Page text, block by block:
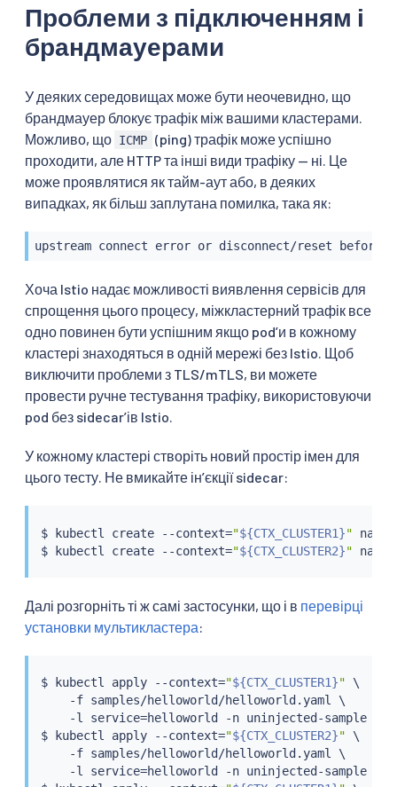
Проблеми з підключенням і
брандмауерами
У деяких середовищах може бути неочевидно, що
брандмауер блокує трафік між вашими кластерами.
Можливо, що ICMP (ping) трафік може успішно
проходити, але HTTP та інші види трафіку — ні. Це
може проявлятися як тайм-аут або, в деяких
випадках, як більш заплутана помилка, така як:
upstream connect error or disconnect/reset before
Хоча Istio надає можливості виявлення сервісів для
спрощення цього процесу, міжкластерний трафік все
одно повинен бути успішним якщо podʼи в кожному
кластері знаходяться в одній мережі без Istio. Щоб
виключити проблеми з TLS/mTLS, ви можете
провести ручне тестування трафіку, використовуючи
pod без sidecarʼів Istio.
У кожному кластері створіть новий простір імен для
цього тесту. Не вмикайте інʼєкції sidecar:
$ kubectl create --context="${CTX_CLUSTER1}"
$ kubectl create --context="${CTX_CLUSTER2}"
Далі розгорніть ті ж самі застосунки, що і в перевірці
установки мультикластера:
$ kubectl apply --context="${CTX_CLUSTER1}" \
    -f samples/helloworld/helloworld.yaml \
    -l service
=helloworld -n uninjected-sample
$
kubectl apply --context="${CTX_CLUSTER2}" \
    -f samples/helloworld/helloworld.yaml \
    -l service
=helloworld -n uninjected-sample